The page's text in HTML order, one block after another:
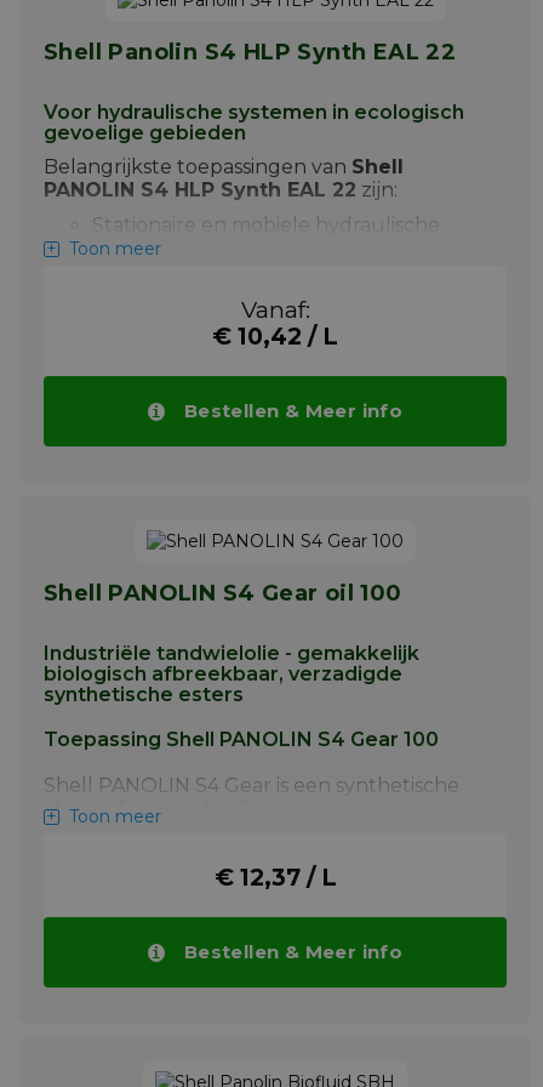
Meer info
Shell Panolin S4 HLP Synth EAL 22
Voor hydraulische systemen in ecologisch
gevoelige gebieden
Belangrijkste toepassingen van Shell
PANOLIN S4 HLP Synth EAL 22 zijn:
Stationaire en mobiele hydraulische
systemen
Geschikt voor gebruik in ecologisch
Shell PANOLIN S4 HLP Synth EAL 22 biedt
een verlengde olielevensduur en
uitzonderlijke bescherming tegen slijtage.
alle goedkeuringen van Shell PANOLIN S4
Meer info
Toon meer
Vanaf:
€ 10,42 / L
Bestellen & Meer info
Shell PANOLIN S4 Gear oil 100
Industriële tandwielolie - gemakkelijk
biologisch afbreekbaar, verzadigde
synthetische esters
Toepassing Shell PANOLIN S4 Gear 100
Shell PANOLIN S4 Gear is een synthetische
vloeistof voor gebruik in
tandwieltoepassingen zoals maritieme
verstelbare scheepsschroeven, hoogwaardig
smeermiddel, gebaseerd op verzadigde
synthetische esters voor industriële
tandwieloverbrengingen.
Toon meer
€ 12,37 / L
Bestellen & Meer info